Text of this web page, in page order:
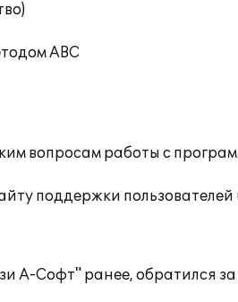
ABC
вопросам работы с
поддержки пользователей
А-Софт" ранее, обратился